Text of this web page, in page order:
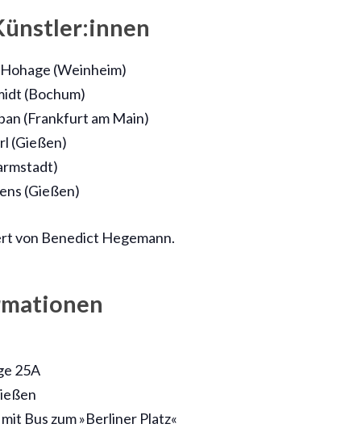
(Weinheim)
(Bochum)
(Frankfurt am Main)
(Gießen)
(Gießen)
von Benedict Hegemann.
25A
Bus zum »Berliner Platz«